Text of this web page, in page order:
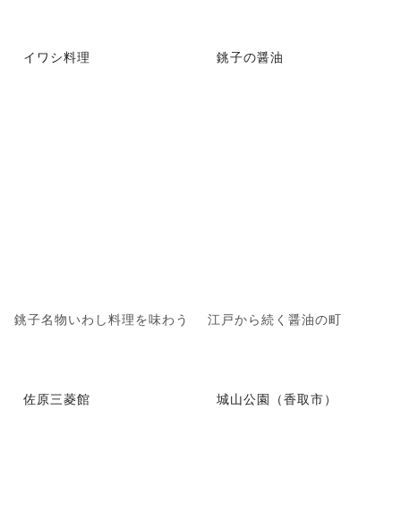
イワシ料理
銚子名物いわし料理を味わう
銚子の醤油
江戸から続く醤油の町
佐原三菱館 城山公園（香取市）